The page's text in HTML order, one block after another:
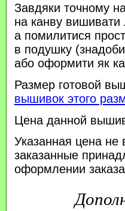
Завдяки точному
на канву вишивати
а помилитися
в подушку
або оформити як
Размер готовой
вышивок этого
Цена данной
Указанная цена не
заказанные
оформлении